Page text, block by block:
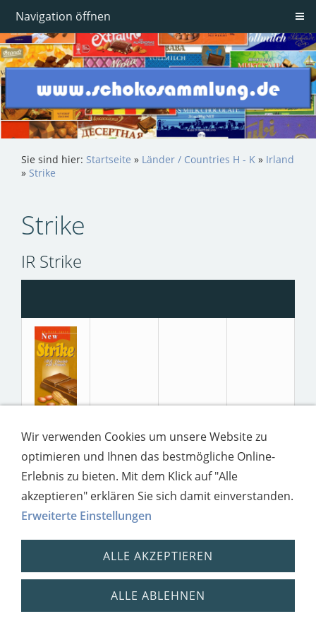
Navigation öffnen
Sie sind hier: Startseite » Länder / Countries H - K » Irland
» Strike
Strike
IR Strike
Impressum Datenschutz
Wir verwenden Cookies um unsere Website zu
optimieren und Ihnen das bestmögliche Online-
Erlebnis zu bieten. Mit dem Klick auf "Alle
akzeptieren" erklären Sie sich damit einverstanden.
Erweiterte Einstellungen
ALLE AKZEPTIEREN
ALLE ABLEHNEN